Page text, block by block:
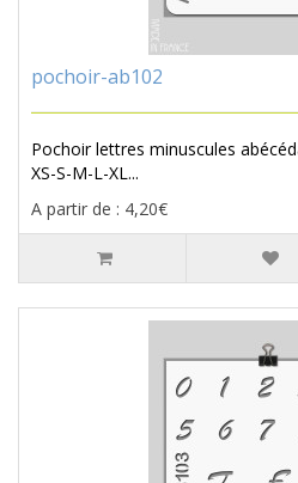
pochoir-ab102
Pochoir lettres minuscules
XS-S-M-L-XL...
A partir de : 4,20€